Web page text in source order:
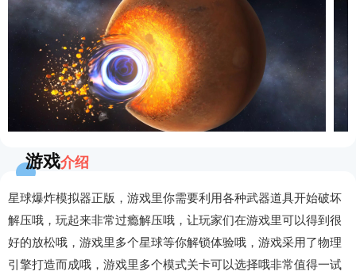
游戏介绍
星球爆炸模拟器正版，游戏里你需要利用各种武器道具开始破坏
解压哦，玩起来非常过瘾解压哦，让玩家们在游戏里可以得到很
好的放松哦，游戏里多个星球等你解锁体验哦，游戏采用了物理
引擎打造而成哦，游戏里多个模式关卡可以选择哦非常值得一试